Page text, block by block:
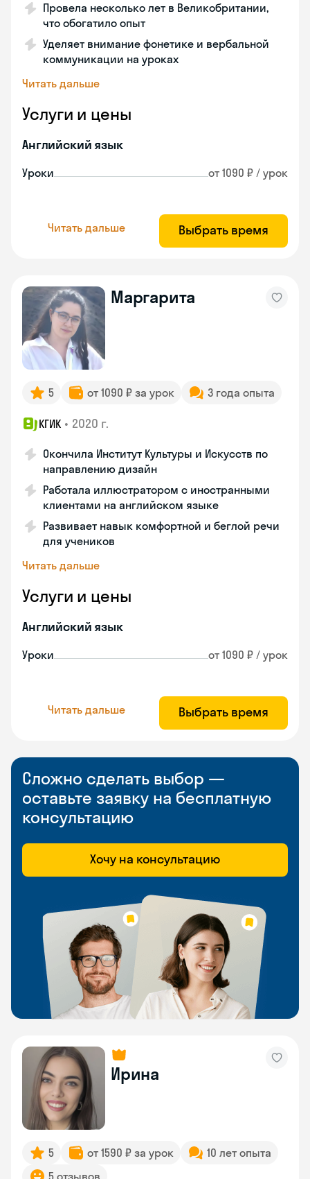
Провела несколько лет в Великобритании,
что обогатило опыт
Уделяет внимание фонетике и вербальной
коммуникации на уроках
Читать дальше
Услуги и цены
Английский язык
Уроки от 1090 ₽ / урок
Читать дальше Выбрать время
Маргарита
5 от 1090 ₽ за урок 3 года опыта
КГИК • 2020 г.
Окончила Институт Культуры и Искусств по
направлению дизайн
Работала иллюстратором с иностранными
клиентами на английском языке
Развивает навык комфортной и беглой речи
для учеников
Читать дальше
Услуги и цены
Английский язык
Уроки от 1090 ₽ / урок
Читать дальше Выбрать время
Сложно сделать выбор —
оставьте заявку на бесплатную
консультацию
Хочу на консультацию
Ирина
5 от 1590 ₽ за урок
10 лет опыта
5 отзывов